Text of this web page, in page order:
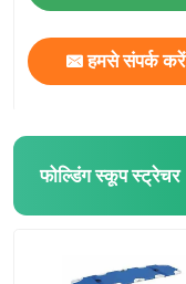
हमसे संपर्क करें
फोल्डिंग स्कूप स्ट्रेचर